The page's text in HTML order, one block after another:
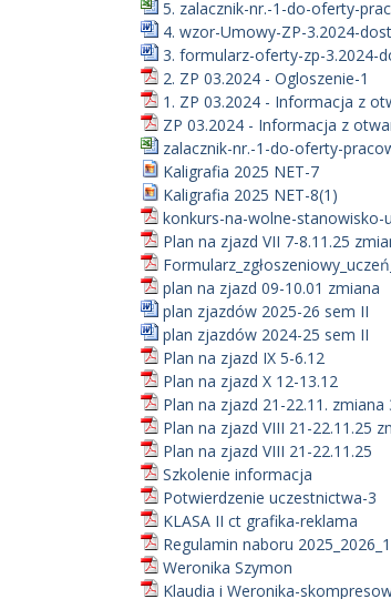
5. zalacznik-nr.-1-do-oferty-
4. wzor-Umowy-ZP-3.2024-
3. formularz-oferty-zp-3.2024-
2. ZP 03.2024 - Ogloszenie-1
1. ZP 03.2024 - Informacja z
ZP 03.2024 - Informacja z
zalacznik-nr.-1-do-oferty-
Kaligrafia 2025 NET-7
Kaligrafia 2025 NET-8(1)
konkurs-na-wolne-stanowisko-
Plan na zjazd VII 7-8.11.25
plan na zjazd 09-10.01 zmiana
plan zjazdów 2025-26 sem II
plan zjazdów 2024-25 sem II
Plan na zjazd IX 5-6.12
Plan na zjazd X 12-13.12
Plan na zjazd 21-22.11. zmiana
Plan na zjazd VIII 21-22.11.25
Plan na zjazd VIII 21-22.11.25
Szkolenie informacja
Potwierdzenie uczestnictwa-3
KLASA II ct grafika-reklama
Regulamin naboru 2025_2026_1
Weronika Szymon
Klaudia i Weronika-